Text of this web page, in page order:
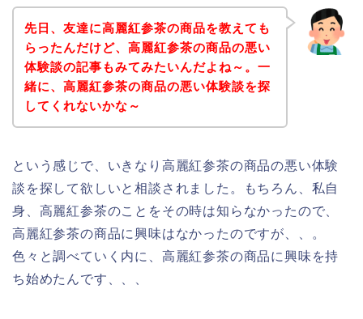
先日、友達に高麗紅参茶の商品を教えても
らったんだけど、高麗紅参茶の商品の悪い
体験談の記事もみてみたいんだよね～。一
緒に、高麗紅参茶の商品の悪い体験談を探
してくれないかな～
という感じで、いきなり高麗紅参茶の商品の悪い体験
談を探して欲しいと相談されました。もちろん、私自
身、高麗紅参茶のことをその時は知らなかったので、
高麗紅参茶の商品に興味はなかったのですが、、。
色々と調べていく内に、高麗紅参茶の商品に興味を持
ち始めたんです、、、